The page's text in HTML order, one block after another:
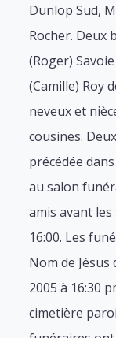
Dunlop Sud,
Rocher. Deux
(Roger)
(Camille) Roy
neveux et
cousines.
précédée
au salon
amis avant
16:00. Les
Nom de
2005 à 16:30
cimetière